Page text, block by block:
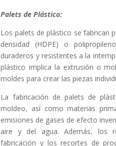
Palets de Plástico:
Los palets de plástico se fabrican
densidad (HDPE) o
duraderos y resistentes a la
plástico implica la extrusión o
moldes para crear las piezas
La fabricación de palets de
moldeo, así como materias
emisiones de gases de efecto
aire y del agua. Además, los
fabricación y los recortes de